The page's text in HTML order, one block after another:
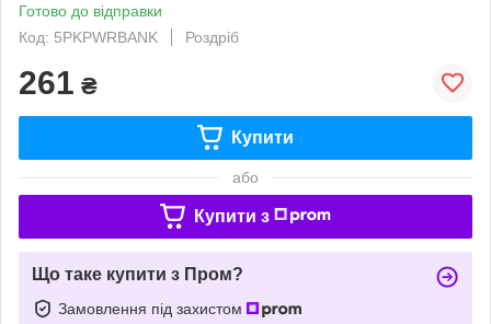
Готово до відправки
Код: 5PKPWRBANK
Роздріб
261 ₴
Купити
або
Купити з
Що таке купити з Пром?
Замовлення під захистом